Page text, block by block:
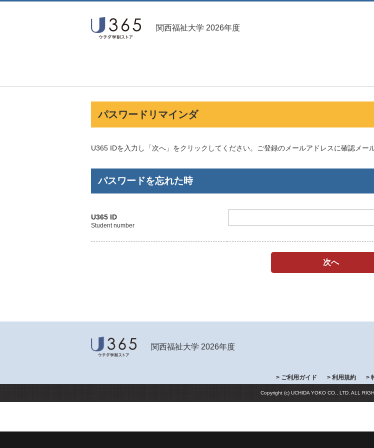
関西福祉大学 2026年度
パスワードリマインダ
U365 IDを入力し「次へ」をクリックしてください。ご登録のメールアドレスに確認メー
パスワードを忘れた時
U365 ID
Student number
関西福祉大学 2026年度
> ご利用ガイド > 利用規約 >
Copyright (c) UCHIDA YOKO CO., LTD. ALL